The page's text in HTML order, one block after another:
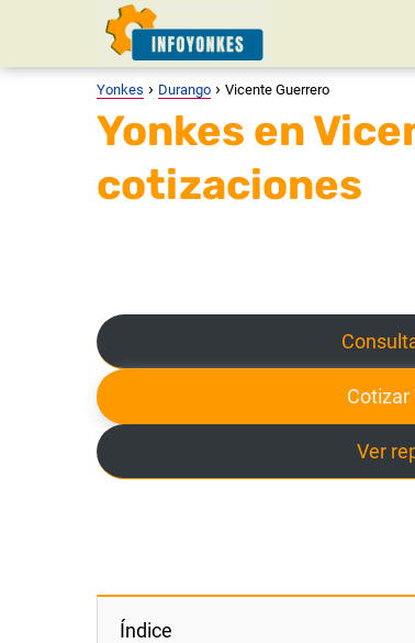
Yonkes Durango Vicente Guerrero
Yonkes en
cotizaciones
Cotizar
Ver
Índice